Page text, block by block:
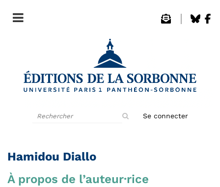
Se connecter
Hamidou Diallo
À propos de l’auteur·rice